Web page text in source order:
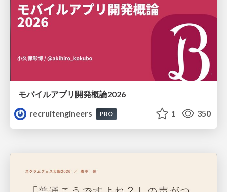
モバイルアプリ開発概論2026
recruitengineers
PRO 1 350